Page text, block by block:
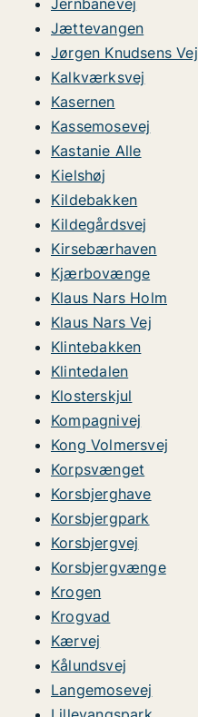
Jernbanevej
Jættevangen
Jørgen Knudsens Vej
Kalkværksvej
Kasernen
Kassemosevej
Kastanie Alle
Kielshøj
Kildebakken
Kildegårdsvej
Kirsebærhaven
Kjærbovænge
Klaus Nars Holm
Klaus Nars Vej
Klintebakken
Klintedalen
Klosterskjul
Kompagnivej
Kong Volmersvej
Korpsvænget
Korsbjerghave
Korsbjergpark
Korsbjergvej
Korsbjergvænge
Krogen
Krogvad
Kærvej
Kålundsvej
Langemosevej